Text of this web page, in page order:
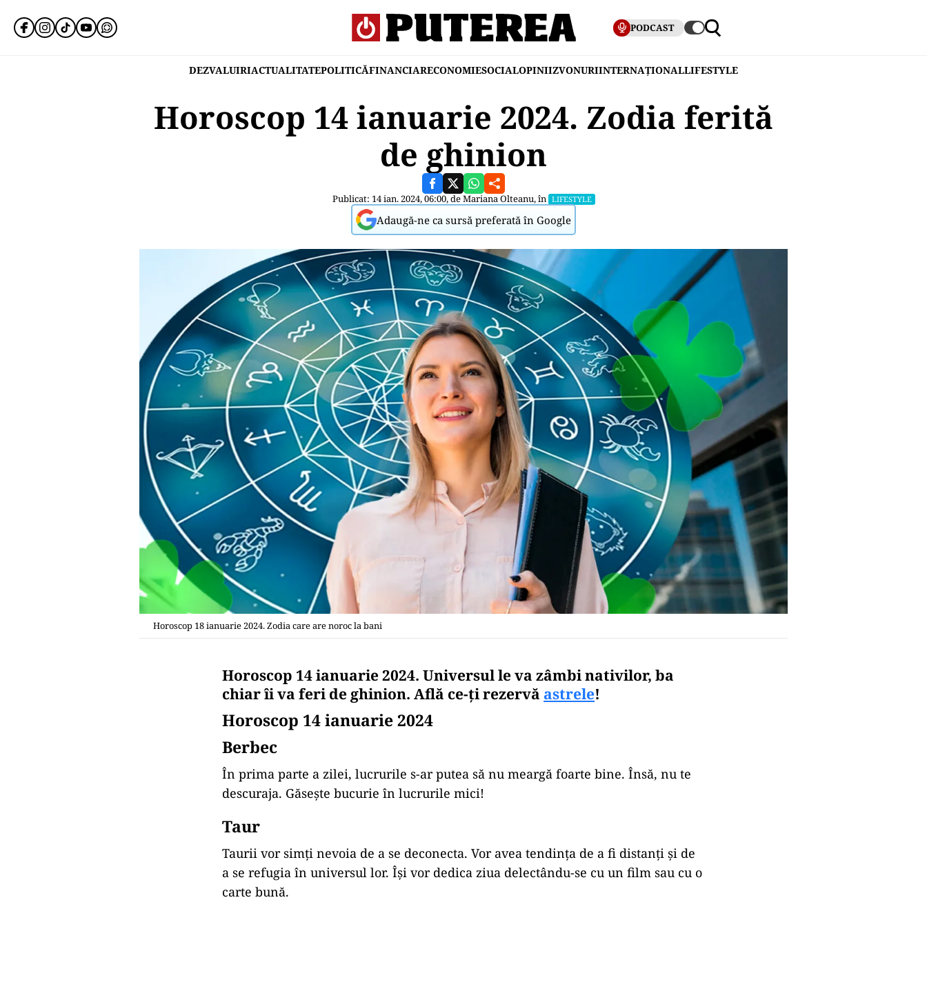
PODCAST
DEZVALUIRIACTUALITATEPOLITICĂFINANCIARECONOMIESOCIALOPINIIZVONURIINTERNAȚIONALLIFESTYLE
Horoscop 14 ianuarie 2024. Zodia ferită
de ghinion
Publicat: 14 ian. 2024, 06:00, deMariana Olteanu, în LIFESTYLE
Adaugă-ne ca sursă preferată în Google
Horoscop 18 ianuarie 2024. Zodia care are noroc la bani
Horoscop 14 ianuarie 2024. Universul le va zâmbi nativilor, ba
chiar îi va feri de ghinion. Află ce-ți rezervă astrele!
Horoscop 14 ianuarie 2024
Berbec
În prima parte a zilei, lucrurile s-ar putea să nu meargă foarte bine. Însă, nu te
descuraja. Găsește bucurie în lucrurile mici!
Taur
Taurii vor simți nevoia de a se deconecta. Vor avea tendința de a fi distanți și de
a se refugia în universul lor. Își vor dedica ziua delectându-se cu un film sau cu o
carte bună.